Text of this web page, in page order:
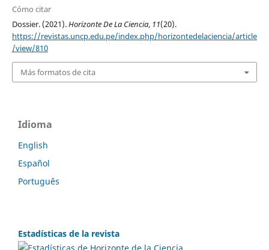
Cómo citar
Dossier. (2021).Horizonte De La Ciencia, 11(20).
https://revistas.uncp.edu.pe/index.php/horizontedelaciencia/article
/view/810
Más formatos de cita
Idioma
English
Español
Português
Estadísticas de la revista